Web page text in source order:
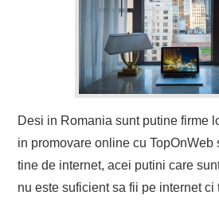
Desi in Romania sunt putine firme
in promovare online cu
tine de internet, acei putini care
nu este suficient sa fii pe internet